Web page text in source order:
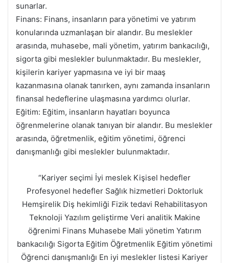
sunarlar.
Finans: Finans, insanların para yönetimi ve yatırım
konularında uzmanlaşan bir alandır. Bu meslekler
arasında, muhasebe, mali yönetim, yatırım bankacılığı,
sigorta gibi meslekler bulunmaktadır. Bu meslekler,
kişilerin kariyer yapmasına ve iyi bir maaş
kazanmasına olanak tanırken, aynı zamanda insanların
finansal hedeflerine ulaşmasına yardımcı olurlar.
Eğitim: Eğitim, insanların hayatları boyunca
öğrenmelerine olanak tanıyan bir alandır. Bu meslekler
arasında, öğretmenlik, eğitim yönetimi, öğrenci
danışmanlığı gibi meslekler bulunmaktadır.
“Kariyer seçimi İyi meslek Kişisel hedefler
Profesyonel hedefler Sağlık hizmetleri Doktorluk
Hemşirelik Diş hekimliği Fizik tedavi Rehabilitasyon
Teknoloji Yazılım geliştirme Veri analitik Makine
öğrenimi Finans Muhasebe Mali yönetim Yatırım
bankacılığı Sigorta Eğitim Öğretmenlik Eğitim yönetimi
Öğrenci danışmanlığı En iyi meslekler listesi Kariyer